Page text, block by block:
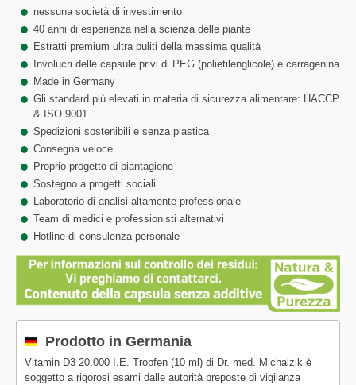
nessuna società di investimento
40 anni di esperienza nella scienza delle piante
Estratti premium ultra puliti della massima qualità
Involucri delle capsule privi di PEG (polietilenglicole) e carragenina
Made in Germany
Gli standard più elevati in materia di sicurezza alimentare: HACCP
& ISO 9001
Spedizioni sostenibili e senza plastica
Consegna veloce
Proprio progetto di piantagione
Sostegno a progetti sociali
Laboratorio di analisi altamente professionale
Team di medici e professionisti alternativi
Hotline di consulenza personale
Prodotto in Germania
Vitamin D3 20.000 I.E. Tropfen (10 ml) di Dr. med. Michalzik è
soggetto a rigorosi esami dalle autorità preposte di vigilanza